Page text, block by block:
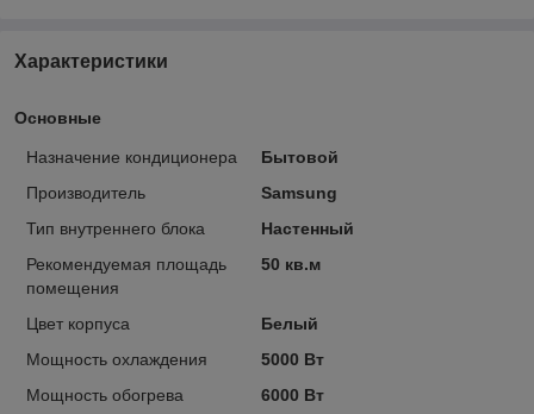
Характеристики
Основные
Назначение кондиционера
Бытовой
Производитель
Samsung
Тип внутреннего блока
Настенный
Рекомендуемая площадь
помещения
50 кв.м
Цвет корпуса
Белый
Мощность охлаждения
5000 Вт
Мощность обогрева
6000 Вт